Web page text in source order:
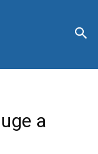
a